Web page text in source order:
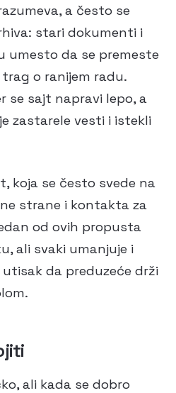
a često se
stari dokumenti i
umesto da se premeste
o ranijem radu.
se sajt napravi lepo, a
zastarele vesti i istekli
koja se često svede na
strane i kontakta za
od ovih propusta
ali svaki umanjuje i
da preduzeće drži
ali kada se dobro